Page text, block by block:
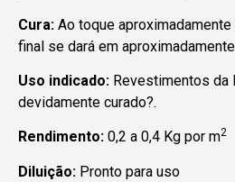
Cura: Ao toque aproximadamente
final se dará em
Uso indicado: Revestimentos da
devidamente curado?.
Rendimento: 0,2 a 0,4 Kg por m2
Diluição: Pronto para uso